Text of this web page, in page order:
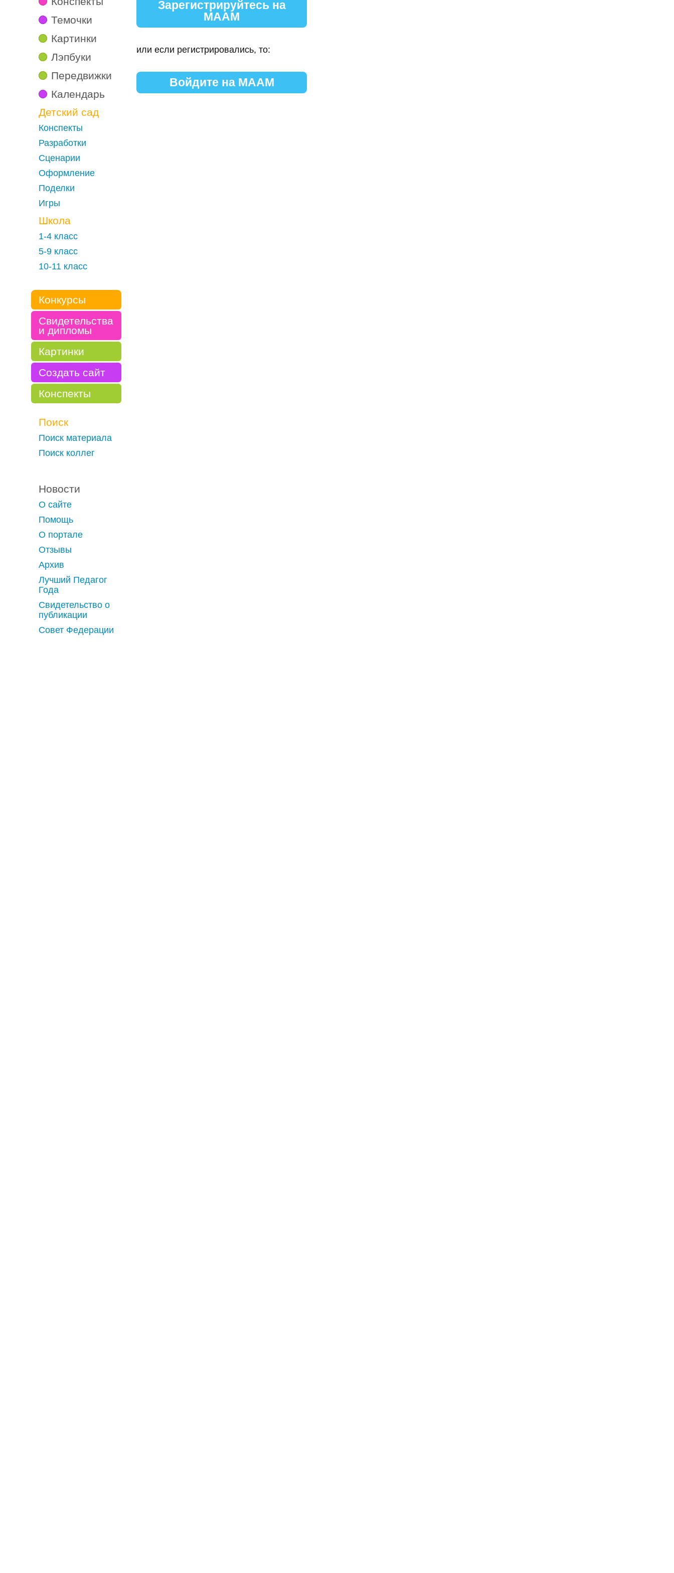
Темочки
Картинки
Лэпбуки
Передвижки
Календарь
Детский сад
Конспекты
Разработки
Сценарии
Оформление
Поделки
Игры
Школа
1-4 класс
5-9 класс
10-11 класс
Конкурсы
Свидетельства
и дипломы
Картинки
Создать сайт
Конспекты
Поиск
Поиск материала
Поиск коллег
Новости
О сайте
Помощь
О портале
Отзывы
Архив
Лучший Педагог
Года
Свидетельство о
публикации
Совет Федерации
Зарегистрируйтесь на
МААМ
или если регистрировались, то:
Войдите на МААМ